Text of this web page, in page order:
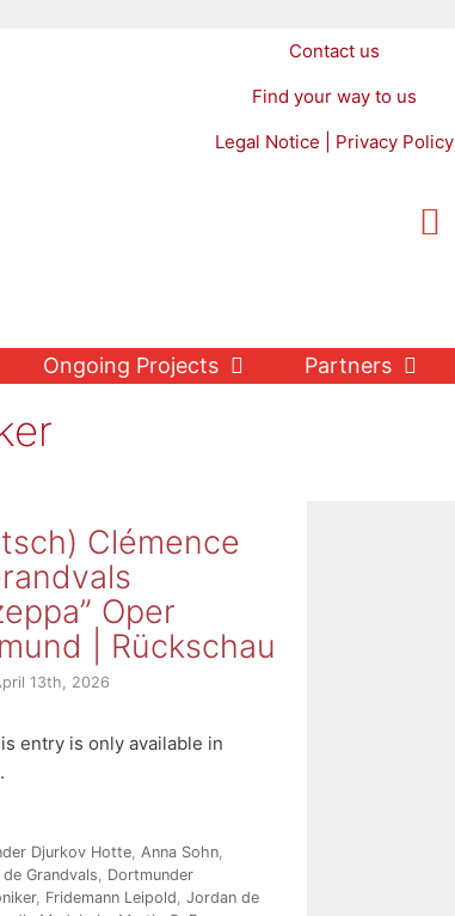
Contact us
Find your way to us
Legal Notice | Privacy Policy
Ongoing Projects Partners
Clémence
Oper
| Rückschau
13th, 2026
entry is only available in
Djurkov Hotte, Anna Sohn,
Grandvals
Dortmunder
, Fridemann Leipold Jordan de